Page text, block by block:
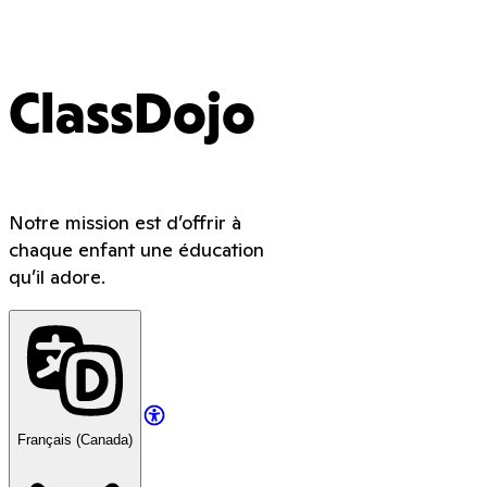
ClassDojo
Notre mission est d’offrir à
chaque enfant une éducation
qu’il adore.
Français (Canada)